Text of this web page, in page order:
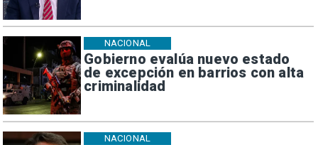
Gobierno evalúa nuevo estado
de excepción en barrios con alta
criminalidad
NACIONAL
NACIONAL